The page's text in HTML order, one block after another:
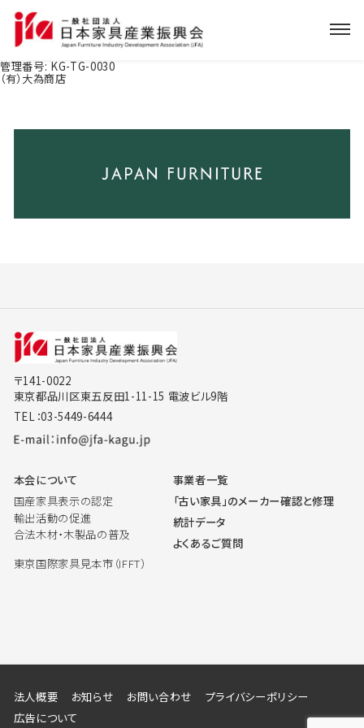
管理番号: KG-TG-0030
（有）大為商店
〒141-0022
東京都品川区東五反田1-11-15 電波ビル9階
TEL：03-5449-6444
本会について
国産家具表示の認定
輸出活動の促進
合法木材・木製品の普及
東京国際家具見本市（IFFT）
事業者一覧
「古い家具」のメーカー確認と修理
統計データ
よくあるご質問
法人概要 お知らせ お問い合わせ
プライバシーポリシー
広告について